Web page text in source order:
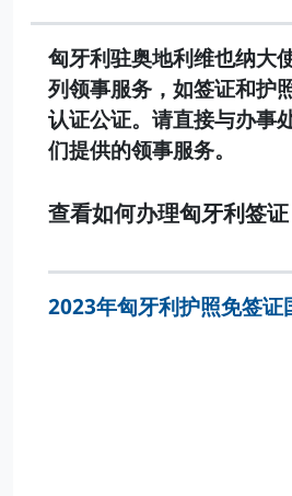
匈牙利驻奥地利维也纳大
列领事服务，如签证和护
认证公证。请直接与办事
们提供的领事服务。
查看如何办理匈牙利签证
2023年匈牙利护照免签证